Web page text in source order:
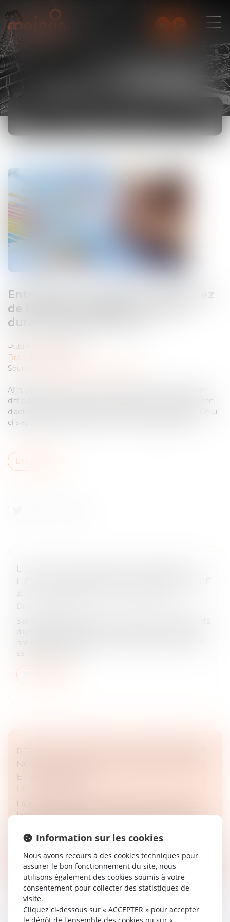
Entreprises en difficulté : bénéficiez
de l’activité partielle de longue
durée rebond (APLD-R)
Publié le :
Droit des sociétés
Source :
Afin de protéger l’emploi des salariés des entreprises en
difficulté, la loi de finances pour 2025 introduit le dispositif
d'activité partielle de longue durée rebond (APLD-R). Celui-
ci s'appliquera dès la parution du décret d'application...
Lire la suite
LIQUIDATION JUDICIAIRE : L’INDEMNITÉ
LIÉE À LA RÉSIDENCE PRINCIPALE ÉCHAPPE
AU GAGE COMMUN DES CRÉANCIERS
Selon l’article L.526-1 du Code de commerce, les droits
d’une personne physique immatriculée au registre
national des entreprises sur l’immeuble où est située
sa résidence princ...
RÉDUCTION DE CAPITAL : NOUVELLE TAXE,
NOUVELLES OBLIGATIONS DÉCLARATIVES
ET DE PAIEMENT
La loi de finances pour 2025 a instauré une nouvelle
taxe sur les réductions de capital consécutives au
dont les modalité...
Lire la suite
Information sur les cookies
Nous avons recours à des cookies techniques pour
assurer le bon fonctionnement du site, nous
utilisons également des cookies soumis à votre
consentement pour collecter des statistiques de
visite.
Cliquez ci-dessous sur « ACCEPTER » pour accepter
le dépôt de l'ensemble des cookies ou sur «